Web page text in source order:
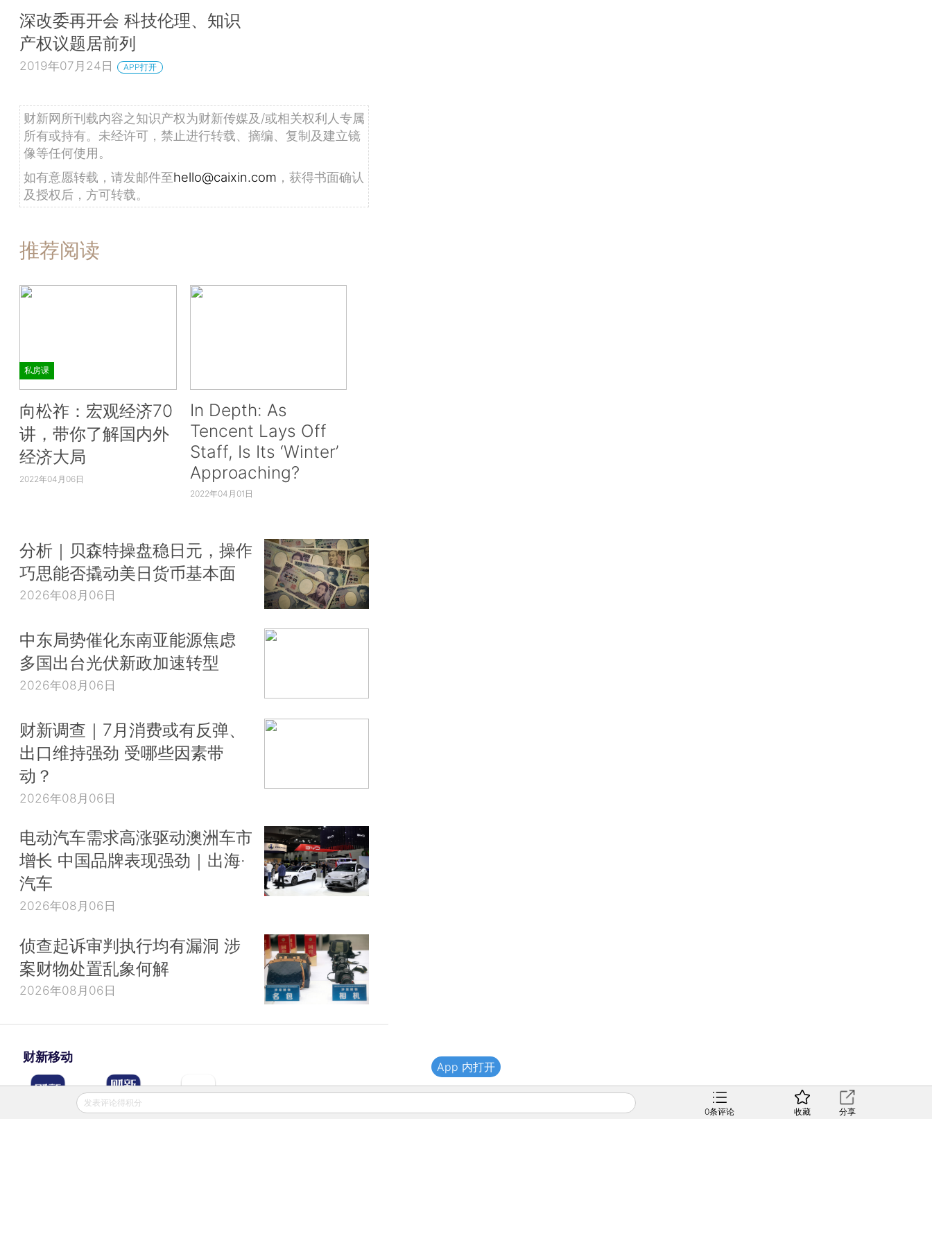
深改委再开会 科技伦理、知识
产权议题居前列
2019年07月24日 APP打开
财新网所刊载内容之知识产权为财新传媒及/或相关权利人专属
所有或持有。未经许可，禁止进行转载、摘编、复制及建立镜
像等任何使用。
如有意愿转载，请发邮件至hello@caixin.com ，获得书面确认
及授权后，方可转载。
推荐阅读
私房课
向松祚：宏观经济70
讲，带你了解国内外
经济大局
2022年04月06日
In Depth: As
Tencent Lays Off
Staff, Is Its ‘Winter’
Approaching?
2022年04月01日
分析｜贝森特操盘稳日元，操作
巧思能否撬动美日货币基本面
2026年08月06日
中东局势催化东南亚能源焦虑
多国出台光伏新政加速转型
2026年08月06日
财新调查｜7月消费或有反弹、
出口维持强劲 受哪些因素带
动？
2026年08月06日
电动汽车需求高涨驱动澳洲车市
增长 中国品牌表现强劲｜出海·
汽车
2026年08月06日
侦查起诉审判执行均有漏洞 涉
案财物处置乱象何解
2026年08月06日
财新移动
发表评论得积分
0条评论 收藏 分享
App 内打开